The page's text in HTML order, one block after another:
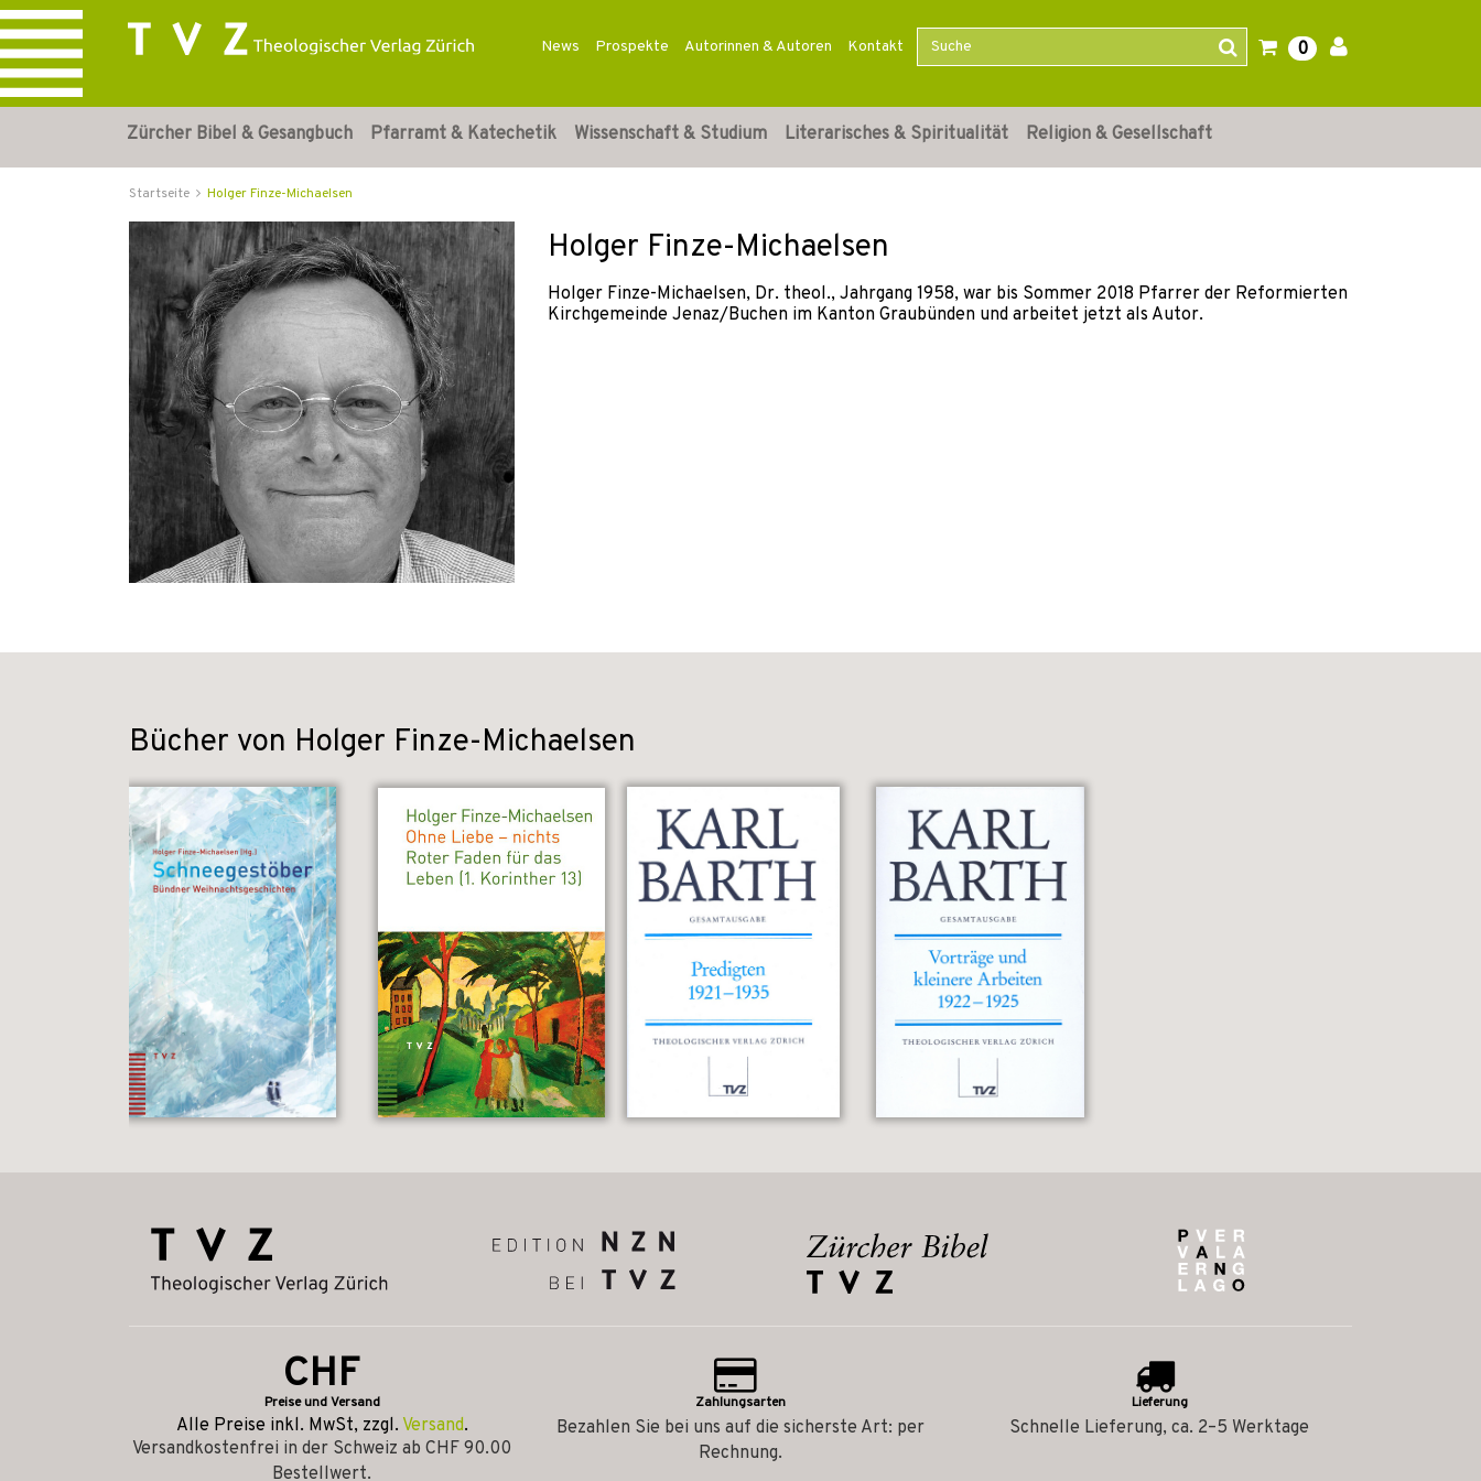
News Prospekte Autorinnen & Autoren Kontakt 0
Zürcher Bibel & Gesangbuch Pfarramt & Katechetik Wissenschaft & Studium Literarisches & Spiritualität Religion & Gesellschaft
Startseite Holger Finze-Michaelsen
Holger Finze-Michaelsen
Holger Finze-Michaelsen, Dr. theol., Jahrgang 1958, war bis Sommer 2018 Pfarrer der Reformierten
Kirchgemeinde Jenaz/Buchen im Kanton Graubünden und arbeitet jetzt als Autor.
Bücher von Holger Finze-Michaelsen
CHF
Preise und Versand
Alle Preise inkl. MwSt, zzgl. Versand.
Versandkostenfrei in der Schweiz ab CHF 90.00
Bestellwert.
Zahlungsarten
Bezahlen Sie bei uns auf die sicherste Art: per
Rechnung.
Lieferung
Schnelle Lieferung, ca. 2–5 Werktage